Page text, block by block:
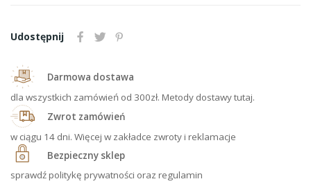
Udostępnij
Darmowa dostawa
dla wszystkich zamówień od 300zł. Metody dostawy tutaj.
Zwrot zamówień
w ciągu 14 dni. Więcej w zakładce zwroty i reklamacje
Bezpieczny sklep
sprawdź politykę prywatności oraz regulamin